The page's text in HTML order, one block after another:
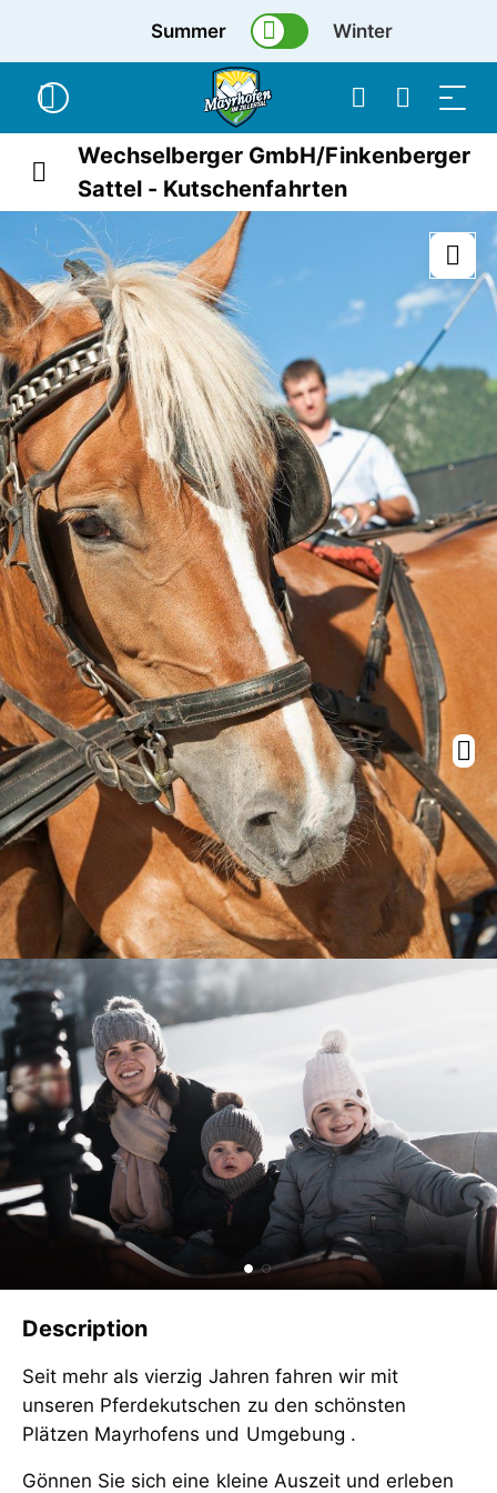
Summer Winter
Wechselberger GmbH/Finkenberger
Sattel - Kutschenfahrten
Description
Seit mehr als vierzig Jahren fahren wir mit
unseren Pferdekutschen zu den schönsten
Plätzen Mayrhofens und Umgebung .
Gönnen Sie sich eine kleine Auszeit und erleben